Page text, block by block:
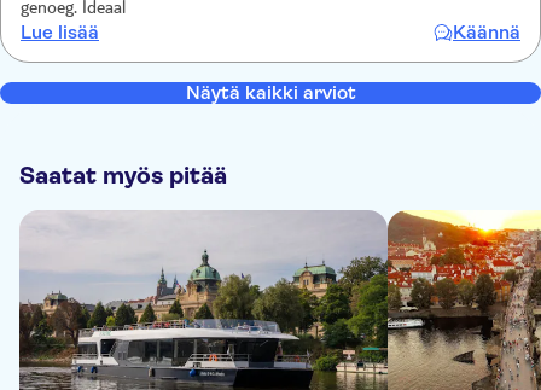
genoeg. Ideaal
Lue lisää Käännä
Näytä kaikki arviot
Saatat myös pitää